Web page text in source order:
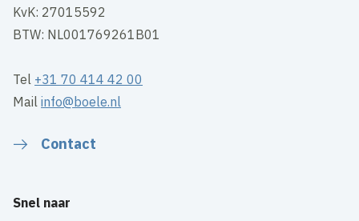
KvK: 27015592
BTW: NL001769261B01
Tel +31 70 414 42 00
Mailinfo@boele.nl
Contact
Snel naar